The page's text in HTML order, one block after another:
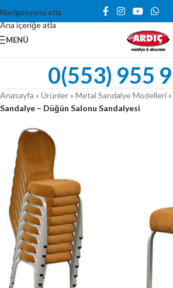
Navigasyona atla
Ana içeriğe atla
MENÜ
0(553) 955
Anasayfa » Ürünler» Metal Sandalye Modelleri»
Sandalye – Düğün Salonu Sandalyesi